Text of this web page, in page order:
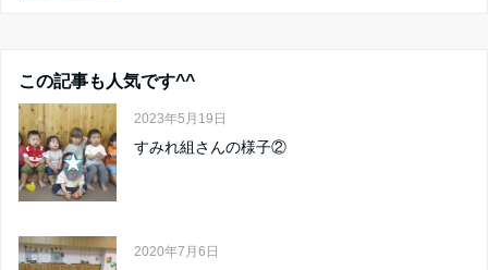
この記事も人気です^^
2023年5月19日
すみれ組さんの様子②
2020年7月6日